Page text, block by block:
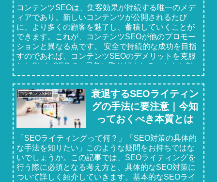
コンテンツSEOは、集客効果が持続する唯一のメデ
ィアであり、新しいコンテンツが公開されるたび
に、より多くの顧客を魅了し、蓄積していくことが
できます。これが、コンテンツSEOが他のプロモー
ションと異なる点です。 安全で持続的な成功を目指
すのであれば、コンテンツSEOのデメリットを克服
したShe's SEOで、早急に取り組まれることをお勧
めします。
コンテンツSEO
衰退するSEOライティン
グの手法に要注意｜今知
っておくべき本質とは
「SEOライティングって何？」「SEO対策の具体的
な手法を知りたい」このような疑問をお持ちではな
いでしょうか。この記事では、SEOライティングを
行う際に必須となる考え方と、具体的なSEO対策に
ついて詳しく紹介していきます。基本的なSEOライ